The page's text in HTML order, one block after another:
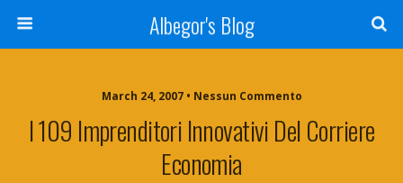
Albegor's Blog
March 24, 2007 • Nessun Commento
I 109 Imprenditori Innovativi Del Corriere
Economia